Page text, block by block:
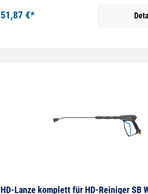
l/min max. 150°C
51,87 €*
HD-Lanze komplett für HD-Reiniger SB